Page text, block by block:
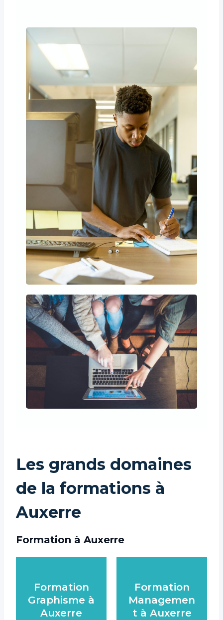
Les grands domaines
de la formations à
Auxerre
Formation à Auxerre
Formation
Graphisme à
Auxerre
Formation
Managemen
t à Auxerre